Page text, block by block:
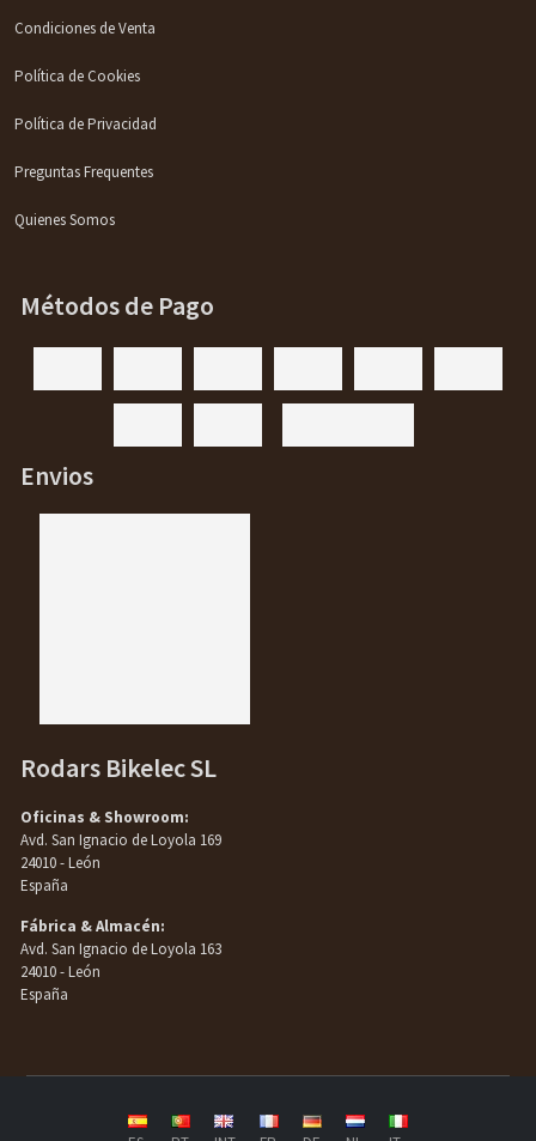
Condiciones de Venta
Política de Cookies
Política de Privacidad
Preguntas Frequentes
Quienes Somos
Métodos de Pago
Envios
Rodars Bikelec SL
Oficinas & Showroom:
Avd. San Ignacio de Loyola 169
24010 - León
España
Fábrica & Almacén:
Avd. San Ignacio de Loyola 163
24010 - León
España